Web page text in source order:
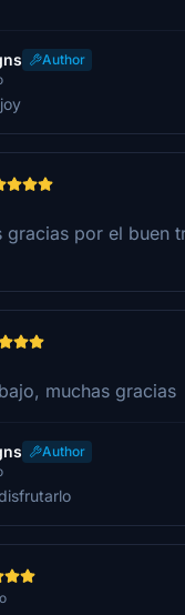
Author
gracias por el buen
muchas gracias
Author